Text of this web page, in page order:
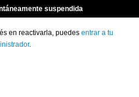
suspendida
en reactivarla, puedes entrar a tu
.